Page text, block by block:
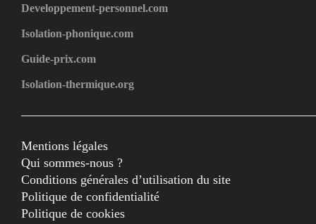
Developpement-personnel.com
Isolation-phonique.com
Guide-prix.com
Isolation-thermique.org
Mentions légales
Qui sommes-nous ?
Conditions générales d’utilisation du site
Politique de confidentialité
Politique de cookies